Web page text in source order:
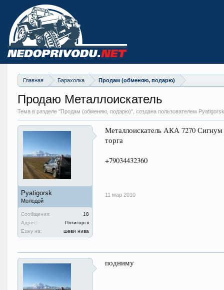
Главная Барахолка Продам (обменяю, подарю)
Продаю Металлоискатель
Тема в разделе "Продам (обменяю, подарю)", создана пользователем
Pyatigorsk
Молодой
Сообщения:
18
Адрес:
Пятигорск
Езжу на:
шеви нива
Металлоискатель АКА 7270 Сигнум
торга
+79034432360
11 мар 2010
подниму